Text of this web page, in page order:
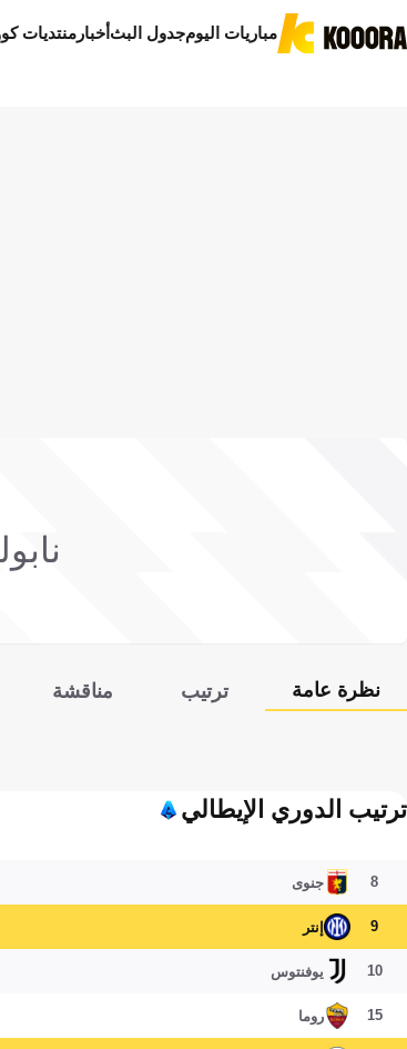
مباريات اليومجدول البثأخبار منتديات
نظرة عامة ترتيب مناقشة
ترتيب الدوري الإيطالي
8 جنوى
9 إنتر
10 يوفنتوس
15 روما